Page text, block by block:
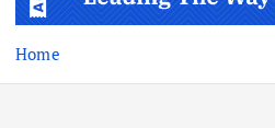
Home